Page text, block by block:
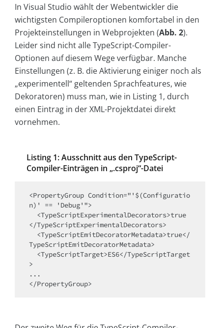
In Visual Studio wählt der Webentwickler die
wichtigsten Compileroptionen komfortabel in den
Projekteinstellungen in Webprojekten (Abb. 2).
Leider sind nicht alle TypeScript-Compiler-
Optionen auf diesem Wege verfügbar. Manche
Einstellungen (z. B. die Aktivierung einiger noch als
„experimentell“ geltenden Sprachfeatures, wie
Dekoratoren) muss man, wie in Listing 1, durch
einen Eintrag in der XML-Projektdatei direkt
vornehmen.
Listing 1: Ausschnitt aus den TypeScript-
Compiler-Einträgen in „.csproj“-Datei
<PropertyGroup Condition="'$(Configuratio
n)' == 'Debug'">
</TypeScriptExperimentalDecorators>
TypeScriptEmitDecoratorMetadata>
>
...
</PropertyGroup>